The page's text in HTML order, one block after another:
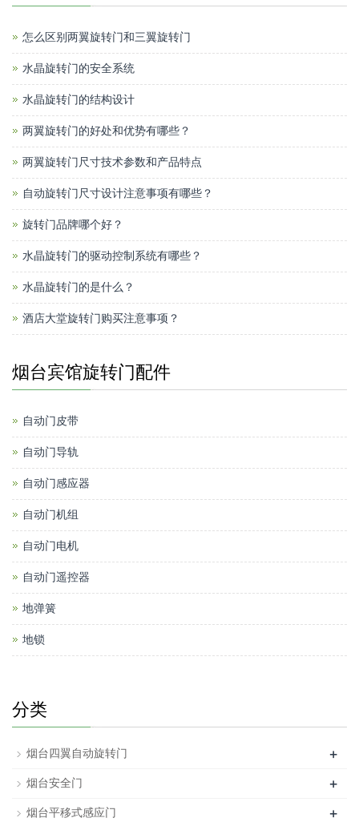
怎么区别两翼旋转门和三翼旋转门
水晶旋转门的安全系统
水晶旋转门的结构设计
两翼旋转门的好处和优势有哪些？
两翼旋转门尺寸技术参数和产品特点
自动旋转门尺寸设计注意事项有哪些？
旋转门品牌哪个好？
水晶旋转门的驱动控制系统有哪些？
水晶旋转门的是什么？
酒店大堂旋转门购买注意事项？
烟台宾馆旋转门配件
自动门皮带
自动门导轨
自动门感应器
自动门机组
自动门电机
自动门遥控器
地弹簧
地锁
分类
烟台四翼自动旋转门 +
烟台安全门 +
烟台平移式感应门 +